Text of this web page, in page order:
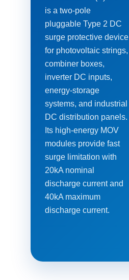
is a two-pole
pluggable Type 2 DC
surge protective device
for photovoltaic strings,
combiner boxes,
inverter DC inputs,
energy-storage
systems, and industrial
DC distribution panels.
Its high-energy MOV
modules provide fast
surge limitation with
20kA nominal
discharge current and
40kA maximum
discharge current.